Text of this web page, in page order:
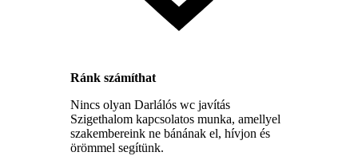
Ránk számíthat
Nincs olyan Darlálós wc javítás
Szigethalom kapcsolatos munka, amellyel
szakembereink ne bánának el, hívjon és
örömmel segítünk.